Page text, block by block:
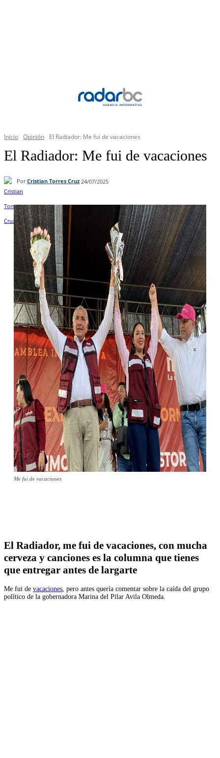
Inicio Opinión El Radiador: Me fui de vacaciones
El Radiador: Me fui de vacaciones
Por Cristian Torres Cruz 24/07/2025
Me fui de vacaciones
El Radiador, me fui de vacaciones, con mucha
cerveza y canciones es la columna que tienes
que entregar antes de largarte
Me fui de vacaciones , pero antes quería comentar sobre la caída del grupo
político de la gobernadora Marina del Pilar Avila Olmeda.